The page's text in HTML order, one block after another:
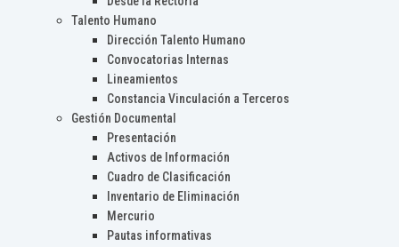
Talento Humano
Dirección Talento Humano
Convocatorias Internas
Lineamientos
Constancia Vinculación a Terceros
Gestión Documental
Presentación
Activos de Información
Cuadro de Clasificación
Inventario de Eliminación
Mercurio
Pautas informativas